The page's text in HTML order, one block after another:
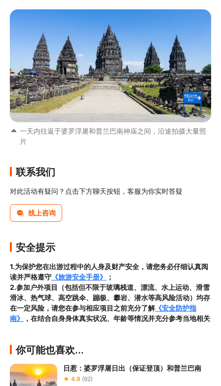
一天内往返于婆罗浮屠和普兰巴南神庙之间，沿途拍摄大量照
片
联系我们
对此活动有疑问？点击下方聊天按钮，客服为你实时答疑
线上咨询
安全提示
1.为保护您在出游过程中的人身及财产安全，请您务必仔细认真阅
读并严格遵守 《旅游安全手册》
；
2.参加户外项目（包括但不限于玻璃栈道、漂流、水上运动、滑雪
滑冰、热气球、高空跳伞、蹦极、攀岩、潜水等高风险活动）均存
在一定风险，请您在参与相应项目之前充分了解《安全防护指
南》
，在结合自身身体真实状况、年龄等情况并充分参考当地相关
患者及严重恐高、体质较弱的游客参加本产品内包含的项目，
给旅行社造成损失的，还需对旅行社进行全额赔偿；
4.因本产品内可能包含多个旅游项目，请您在
你可能也喜欢...
日惹：婆罗浮屠日出（保证登顶）和普兰巴南
★ 4.9 (92)